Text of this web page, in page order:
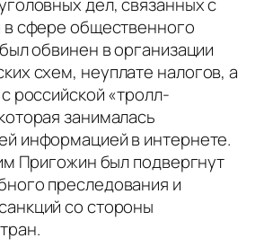
дел, связанных с
в сфере общественного
обвинен в организации
схем, неуплате налогов, а
российской «тролл-
занималась
информацией в интернете.
Пригожин был подвергнут
преследования и
со стороны